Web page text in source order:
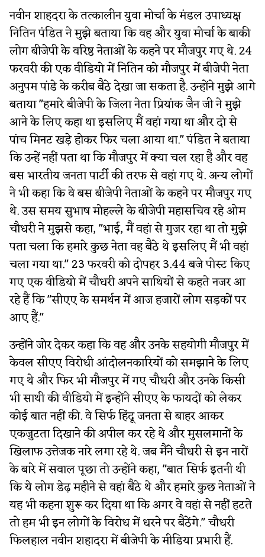
नवीन शाहदरा के तत्कालीन युवा मोर्चा के मंडल उपाध्यक्ष
नितिन पंडित ने मुझे बताया कि वह और युवा मोर्चा के बाकी
लोग बीजेपी के वरिष्ठ नेताओं के कहने पर मौजपुर गए थे. 24
फरवरी की एक वीडियो में नितिन को मौजपुर में बीजेपी नेता
अनुपम पांडे के करीब बैठे देखा जा सकता है. उन्होंने मुझे आगे
बताया "हमारे बीजेपी के जिला नेता प्रियांक जैन जी ने मुझे
आने के लिए कहा था इसलिए मैं वहां गया था और दो से
पांच मिनट खड़े होकर फिर चला आया था." पंडित ने बताया
कि उन्हें नहीं पता था कि मौजपुर में क्या चल रहा है और वह
बस भारतीय जनता पार्टी की तरफ से वहां गए थे. अन्य लोगों
ने भी कहा कि वे बस बीजेपी नेताओं के कहने पर मौजपुर गए
थे. उस समय सुभाष मोहल्ले के बीजेपी महासचिव रहे ओम
चौधरी ने मुझसे कहा, "भाई, मैं वहां से गुजर रहा था तो मुझे
पता चला कि हमारे कुछ नेता वह बैठे थे इसलिए मैं भी वहां
चला गया था." 23 फरवरी को दोपहर 3.44 बजे पोस्ट किए
गए एक वीडियो में चौधरी अपने साथियों से कहते नजर आ
रहे हैं कि "सीएए के समर्थन में आज हजारों लोग सड़कों पर
आए हैं."
उन्होंने जोर देकर कहा कि वह और उनके सहयोगी मौजपुर में
केवल सीएए विरोधी आंदोलनकारियों को समझाने के लिए
गए थे और फिर भी मौजपुर में गए चौधरी और उनके किसी
भी साथी की वीडियो में इन्होंने सीएए के फायदों को लेकर
कोई बात नहीं की. वे सिर्फ हिंदू जनता से बाहर आकर
एकजुटता दिखाने की अपील कर रहे थे और मुसलमानों के
खिलाफ उत्तेजक नारे लगा रहे थे. जब मैंने चौधरी से इन नारों
के बारे में सवाल पूछा तो उन्होंने कहा, "बात सिर्फ इतनी थी
कि ये लोग डेढ़ महीने से वहां बैठे थे और हमारे कुछ नेताओं ने
यह भी कहना शुरू कर दिया था कि अगर वे वहां से नहीं हटते
तो हम भी इन लोगों के विरोध में धरने पर बैठेंगे." चौधरी
फिलहाल नवीन शहादरा में बीजेपी के मीडिया प्रभारी हैं.